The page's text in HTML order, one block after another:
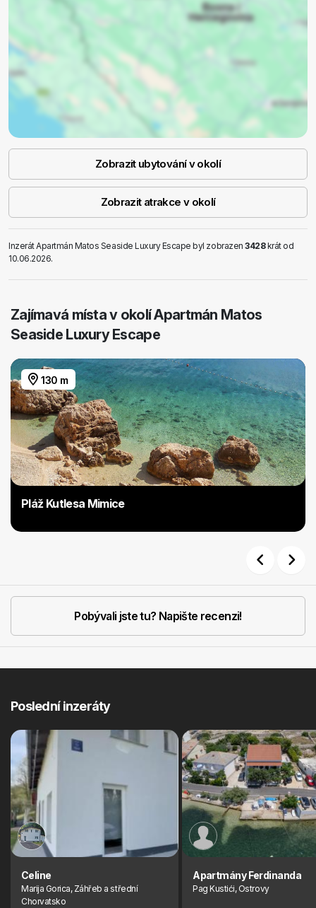
Zobrazit ubytování v okolí
Zobrazit atrakce v okolí
Inzerát Apartmán Matos Seaside Luxury Escape byl zobrazen3428krát od
10.06.2026.
Zajímavá místa v okolí Apartmán Matos
Seaside Luxury Escape
130 m
Pláž Kutlesa Mimice
Pobývali jste tu? Napište recenzi!
Poslední inzeráty
Celine
Marija Gorica, Záhřeb a střední
Chorvatsko
Apartmány Ferdinanda
Pag Kustići, Ostrovy